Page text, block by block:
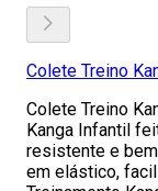
Colete Treino
Colete Treino
Kanga Infantil
resistente e
em elástico,